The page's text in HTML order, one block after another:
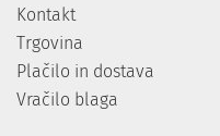
Kontakt
Trgovina
Plačilo in dostava
Vračilo blaga